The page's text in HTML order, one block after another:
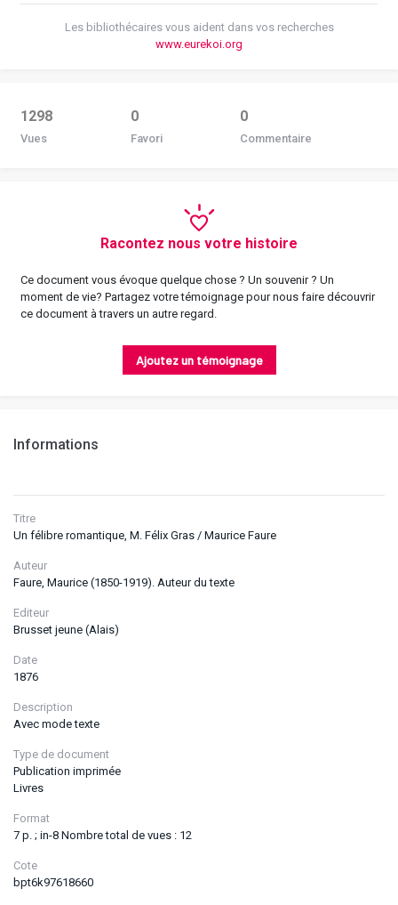
Informations
Titre
Un félibre romantique, M. Félix Gras / Maurice Faure
Auteur
Faure, Maurice (1850-1919). Auteur du texte
Editeur
Brusset jeune (Alais)
Date
1876
Description
Avec mode texte
Type de document
Publication imprimée
Livres
Format
7 p. ; in-8 Nombre total de vues : 12
Cote
bpt6k97618660
Les bibliothécaires vous aident dans vos recherches
www.eurekoi.org
1298
Vues
0
Favori
0
Commentaire
Racontez nous votre histoire
Ce document vous évoque quelque chose ? Un souvenir ? Un
moment de vie? Partagez votre témoignage pour nous faire découvrir
ce document à travers un autre regard.
Ajoutez un témoignage